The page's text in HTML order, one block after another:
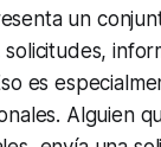
un
es
Alguien